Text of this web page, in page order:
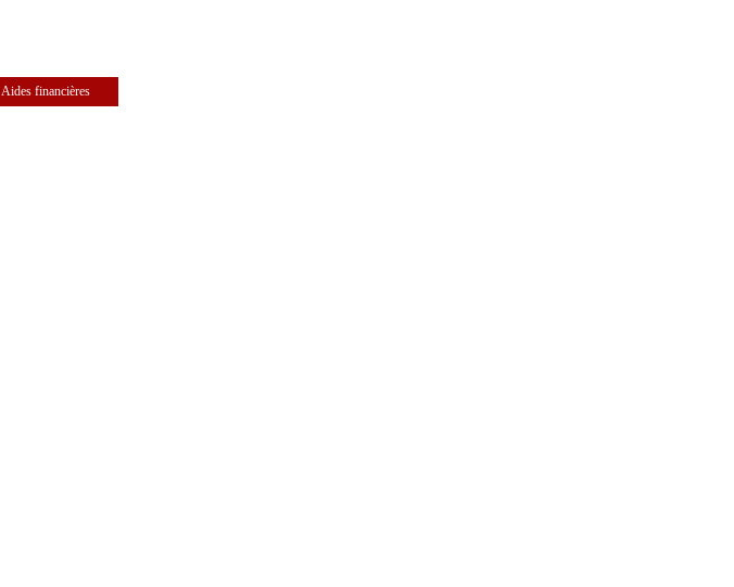
Aides financières